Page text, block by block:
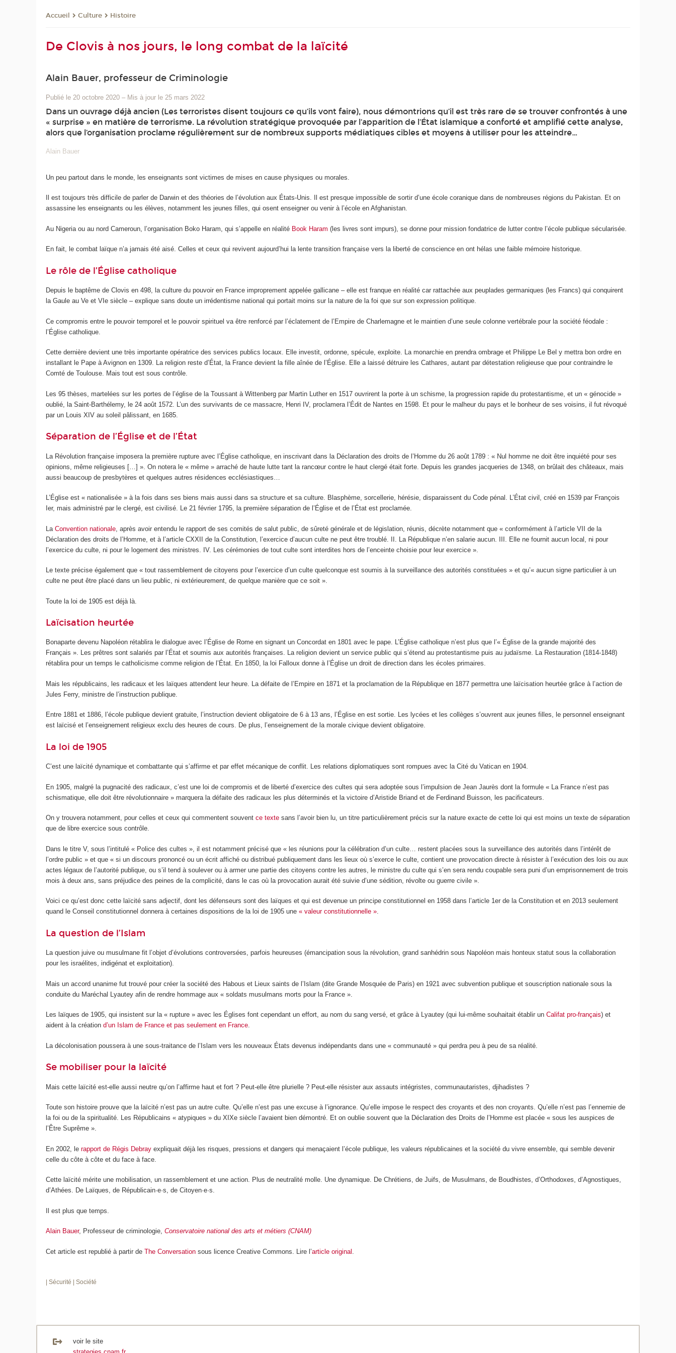
Accueil Culture Histoire
De Clovis à nos jours, le long combat de la laïcité
Alain Bauer, professeur de Criminologie
Publié le 20 octobre 2020 – Mis à jour le 25 mars 2022
Dans un ouvrage déjà ancien (Les terroristes disent toujours ce qu’ils vont faire), nous démontrions qu’il est très rare de se trouver confrontés à une
« surprise » en matière de terrorisme. La révolution stratégique provoquée par l’apparition de l’État islamique a conforté et amplifié cette analyse,
alors que l’organisation proclame régulièrement sur de nombreux supports médiatiques cibles et moyens à utiliser pour les atteindre…
Alain Bauer
Un peu partout dans le monde, les enseignants sont victimes de mises en cause physiques ou morales.
Il est toujours très difficile de parler de Darwin et des théories de l’évolution aux États-Unis. Il est presque impossible de sortir d’une école coranique dans de nombreuses régions du Pakistan. Et on
assassine les enseignants ou les élèves, notamment les jeunes filles, qui osent enseigner ou venir à l’école en Afghanistan.
Au Nigeria ou au nord Cameroun, l’organisation Boko Haram, qui s’appelle en réalité Book Haram (les livres sont impurs), se donne pour mission fondatrice de lutter contre l’école publique sécularisée.
En fait, le combat laïque n’a jamais été aisé. Celles et ceux qui revivent aujourd’hui la lente transition française vers la liberté de conscience en ont hélas une faible mémoire historique.
Le rôle de l’Église catholique
Depuis le baptême de Clovis en 498, la culture du pouvoir en France improprement appelée gallicane – elle est franque en réalité car rattachée aux peuplades germaniques (les Francs) qui conquirent
la Gaule au Ve et VIe siècle – explique sans doute un irrédentisme national qui portait moins sur la nature de la foi que sur son expression politique.
Ce compromis entre le pouvoir temporel et le pouvoir spirituel va être renforcé par l’éclatement de l’Empire de Charlemagne et le maintien d’une seule colonne vertébrale pour la société féodale :
l’Église catholique.
Cette dernière devient une très importante opératrice des services publics locaux. Elle investit, ordonne, spécule, exploite. La monarchie en prendra ombrage et Philippe Le Bel y mettra bon ordre en
installant le Pape à Avignon en 1309. La religion reste d’État, la France devient la fille aînée de l’Église. Elle a laissé détruire les Cathares, autant par détestation religieuse que pour contraindre le
Comté de Toulouse. Mais tout est sous contrôle.
Les 95 thèses, martelées sur les portes de l’église de la Toussant à Wittenberg par Martin Luther en 1517 ouvrirent la porte à un schisme, la progression rapide du protestantisme, et un « génocide »
oublié, la Saint-Barthélemy, le 24 août 1572. L’un des survivants de ce massacre, Henri IV, proclamera l’Édit de Nantes en 1598. Et pour le malheur du pays et le bonheur de ses voisins, il fut révoqué
par un Louis XIV au soleil pâlissant, en 1685.
Séparation de l’Église et de l’État
La Révolution française imposera la première rupture avec l’Église catholique, en inscrivant dans la Déclaration des droits de l’Homme du 26 août 1789 : « Nul homme ne doit être inquiété pour ses
opinions, même religieuses […] ». On notera le « même » arraché de haute lutte tant la rancœur contre le haut clergé était forte. Depuis les grandes jacqueries de 1348, on brûlait des châteaux, mais
aussi beaucoup de presbytères et quelques autres résidences ecclésiastiques…
L’Église est « nationalisée » à la fois dans ses biens mais aussi dans sa structure et sa culture. Blasphème, sorcellerie, hérésie, disparaissent du Code pénal. L’État civil, créé en 1539 par François
Ier, mais administré par le clergé, est civilisé. Le 21 février 1795, la première séparation de l’Église et de l’État est proclamée.
LaConvention nationale , après avoir entendu le rapport de ses comités de salut public, de sûreté générale et de législation, réunis, décrète notamment que « conformément à l’article VII de la
Déclaration des droits de l’Homme, et à l’article CXXII de la Constitution, l’exercice d’aucun culte ne peut être troublé. II. La République n’en salarie aucun. III. Elle ne fournit aucun local, ni pour
l’exercice du culte, ni pour le logement des ministres. IV. Les cérémonies de tout culte sont interdites hors de l’enceinte choisie pour leur exercice ».
Le texte précise également que « tout rassemblement de citoyens pour l’exercice d’un culte quelconque est soumis à la surveillance des autorités constituées » et qu’« aucun signe particulier à un
culte ne peut être placé dans un lieu public, ni extérieurement, de quelque manière que ce soit ».
Toute la loi de 1905 est déjà là.
Laïcisation heurtée
Bonaparte devenu Napoléon rétablira le dialogue avec l’Église de Rome en signant un Concordat en 1801 avec le pape. L’Église catholique n’est plus que l’« Église de la grande majorité des
Français ». Les prêtres sont salariés par l’État et soumis aux autorités françaises. La religion devient un service public qui s’étend au protestantisme puis au judaïsme. La Restauration (1814-1848)
rétablira pour un temps le catholicisme comme religion de l’État. En 1850, la loi Falloux donne à l’Église un droit de direction dans les écoles primaires.
Mais les républicains, les radicaux et les laïques attendent leur heure. La défaite de l’Empire en 1871 et la proclamation de la République en 1877 permettra une laïcisation heurtée grâce à l’action de
Jules Ferry, ministre de l’instruction publique.
Entre 1881 et 1886, l’école publique devient gratuite, l’instruction devient obligatoire de 6 à 13 ans, l’Église en est sortie. Les lycées et les collèges s’ouvrent aux jeunes filles, le personnel enseignant
est laïcisé et l’enseignement religieux exclu des heures de cours. De plus, l’enseignement de la morale civique devient obligatoire.
La loi de 1905
C’est une laïcité dynamique et combattante qui s’affirme et par effet mécanique de conflit. Les relations diplomatiques sont rompues avec la Cité du Vatican en 1904.
En 1905, malgré la pugnacité des radicaux, c’est une loi de compromis et de liberté d’exercice des cultes qui sera adoptée sous l’impulsion de Jean Jaurès dont la formule « La France n’est pas
schismatique, elle doit être révolutionnaire » marquera la défaite des radicaux les plus déterminés et la victoire d’Aristide Briand et de Ferdinand Buisson, les pacificateurs.
On y trouvera notamment, pour celles et ceux qui commentent souventce texte sans l’avoir bien lu, un titre particulièrement précis sur la nature exacte de cette loi qui est moins un texte de séparation
que de libre exercice sous contrôle.
Dans le titre V, sous l’intitulé « Police des cultes », il est notamment précisé que « les réunions pour la célébration d’un culte… restent placées sous la surveillance des autorités dans l’intérêt de
l’ordre public » et que « si un discours prononcé ou un écrit affiché ou distribué publiquement dans les lieux où s’exerce le culte, contient une provocation directe à résister à l’exécution des lois ou aux
actes légaux de l’autorité publique, ou s’il tend à soulever ou à armer une partie des citoyens contre les autres, le ministre du culte qui s’en sera rendu coupable sera puni d’un emprisonnement de trois
mois à deux ans, sans préjudice des peines de la complicité, dans le cas où la provocation aurait été suivie d’une sédition, révolte ou guerre civile ».
Voici ce qu’est donc cette laïcité sans adjectif, dont les défenseurs sont des laïques et qui est devenue un principe constitutionnel en 1958 dans l’article 1er de la Constitution et en 2013 seulement
quand le Conseil constitutionnel donnera à certaines dispositions de la loi de 1905 une« valeur constitutionnelle ».
La question de l’Islam
La question juive ou musulmane fit l’objet d’évolutions controversées, parfois heureuses (émancipation sous la révolution, grand sanhédrin sous Napoléon mais honteux statut sous la collaboration
pour les israélites, indigénat et exploitation).
Mais un accord unanime fut trouvé pour créer la société des Habous et Lieux saints de l’Islam (dite Grande Mosquée de Paris) en 1921 avec subvention publique et souscription nationale sous la
conduite du Maréchal Lyautey afin de rendre hommage aux « soldats musulmans morts pour la France ».
Les laïques de 1905, qui insistent sur la « rupture » avec les Églises font cependant un effort, au nom du sang versé, et grâce à Lyautey (qui lui-même souhaitait établir unCalifat pro-français) et
aident à la créationd’un Islam de France et pas seulement en France.
La décolonisation poussera à une sous-traitance de l’Islam vers les nouveaux États devenus indépendants dans une « communauté » qui perdra peu à peu de sa réalité.
Se mobiliser pour la laïcité
Mais cette laïcité est-elle aussi neutre qu’on l’affirme haut et fort ? Peut-elle être plurielle ? Peut-elle résister aux assauts intégristes, communautaristes, djihadistes ?
Toute son histoire prouve que la laïcité n’est pas un autre culte. Qu’elle n’est pas une excuse à l’ignorance. Qu’elle impose le respect des croyants et des non croyants. Qu’elle n’est pas l’ennemie de
la foi ou de la spiritualité. Les Républicains « atypiques » du XIXe siècle l’avaient bien démontré. Et on oublie souvent que la Déclaration des Droits de l’Homme est placée « sous les auspices de
l’Être Suprême ».
En 2002, lerapport de Régis Debray expliquait déjà les risques, pressions et dangers qui menaçaient l’école publique, les valeurs républicaines et la société du vivre ensemble, qui semble devenir
celle du côte à côte et du face à face.
Cette laïcité mérite une mobilisation, un rassemblement et une action. Plus de neutralité molle. Une dynamique. De Chrétiens, de Juifs, de Musulmans, de Boudhistes, d’Orthodoxes, d’Agnostiques,
d’Athées. De Laïques, de Républicain·e·s, de Citoyen·e·s.
Il est plus que temps.
Alain Bauer, Professeur de criminologie,Conservatoire national des arts et métiers (CNAM)
Cet article est republié à partir deThe Conversation sous licence Creative Commons. Lire l’article original
| Sécurité | Société
voir le site